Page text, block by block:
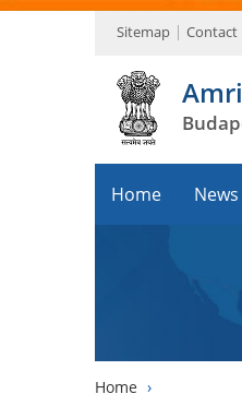
Sitemap Contact
Home News
Home ›